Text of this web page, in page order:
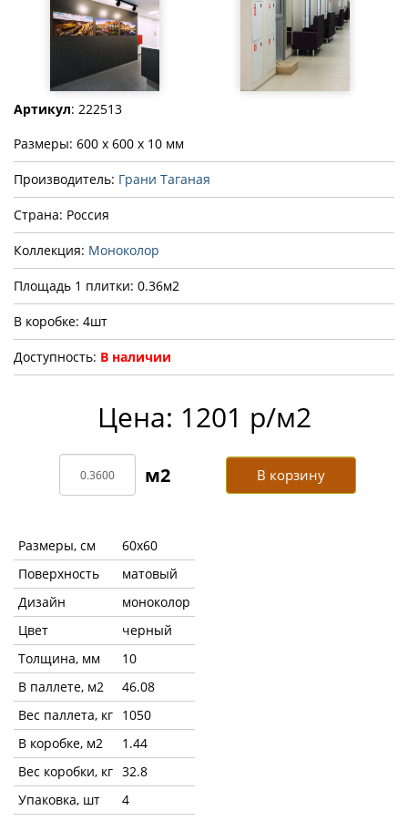
Артикул: 222513
Размеры: 600 x 600 x 10 мм
Производитель: Грани Таганая
Страна: Россия
Коллекция: Моноколор
Площадь 1 плитки: 0.36м2
В коробке: 4шт
Доступность: В наличии
Цена: 1201 р/м2
В корзину
Размеры, см
60x60
Поверхность
матовый
Дизайн
моноколор
Цвет
черный
Толщина, мм
10
В паллете, м2
46.08
Вес паллета, кг 1050
В коробке, м2
1.44
Вес коробки, кг 32.8
Упаковка, шт
4